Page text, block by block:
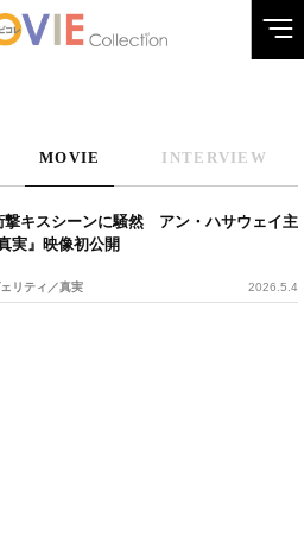
MOVIE INTERVIEW
撃キスシーンに騒然 アン・ハサウェイ主
実』映像初公開
リティ／真実 2026.5.4